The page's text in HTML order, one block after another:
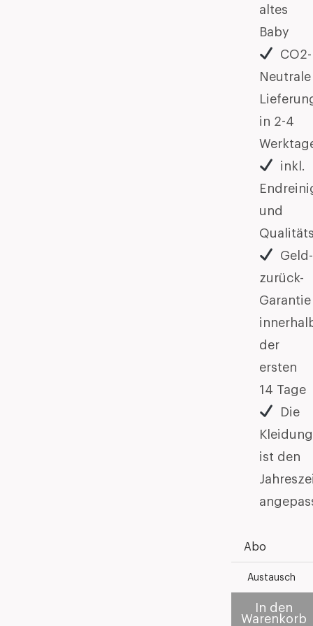
altes
Baby
CO2-
Neutrale
in 2-4
inkl.
und
Geld-
zurück-
Garantie
der
ersten
14 Tage
Die
Kleidung
ist den
Abo
Austausch
In den
Warenkorb